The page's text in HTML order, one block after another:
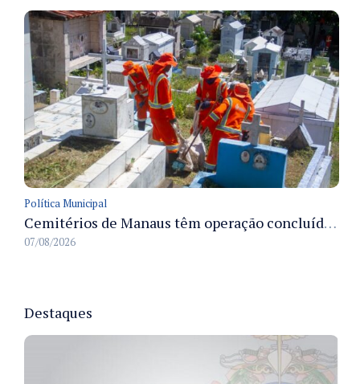
Política Municipal
Cemitérios de Manaus têm operação concluída e estrutura pronta para receber famílias no Dia dos Pais
07/08/2026
Destaques